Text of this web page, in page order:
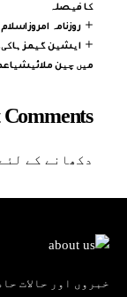
کا فیصلہ
روزنامہ امروزاسلام آباد
ایشین گیمز
میں چین
Comments
دکھانے کے
خبروں اور حالات